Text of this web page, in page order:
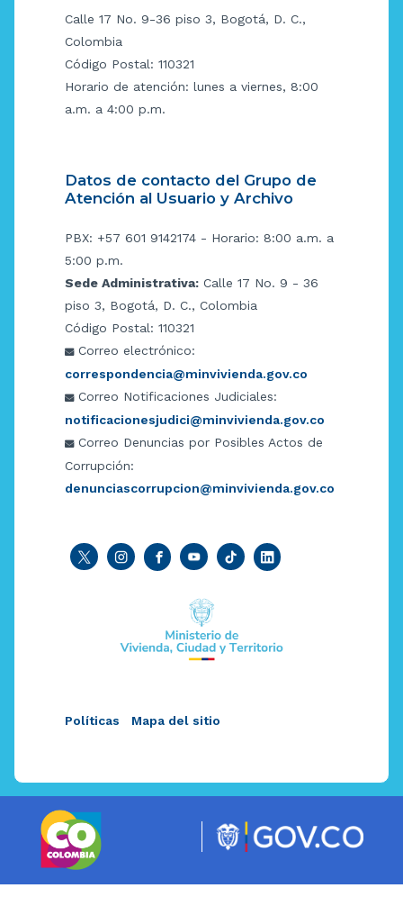
Calle 17 No. 9-36 piso 3, Bogotá, D. C.,
Colombia
Código Postal: 110321
Horario de atención: lunes a viernes, 8:00
a.m. a 4:00 p.m.
Datos de contacto del Grupo de
Atención al Usuario y Archivo
PBX: +57 601 9142174 - Horario: 8:00 a.m. a
5:00 p.m.
Sede Administrativa: Calle 17 No. 9 - 36
piso 3, Bogotá, D. C., Colombia
Código Postal: 110321
Correo electrónico:
correspondencia@minvivienda.gov.co
Correo Notificaciones Judiciales:
notificacionesjudici@minvivienda.gov.co
Correo Denuncias por Posibles Actos de
Corrupción:
denunciascorrupcion@minvivienda.gov.co
Políticas Mapa del sitio